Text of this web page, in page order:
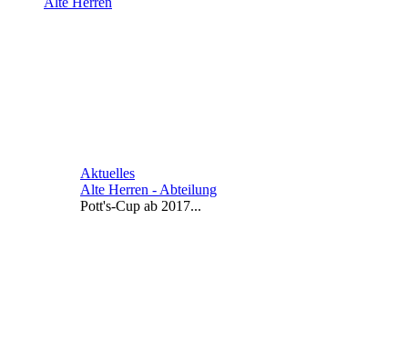
Aktuelles
Alte Herren - Abteilung
Pott's-Cup ab 2017...